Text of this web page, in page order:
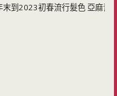
到2023初春流行髮色 亞麻青